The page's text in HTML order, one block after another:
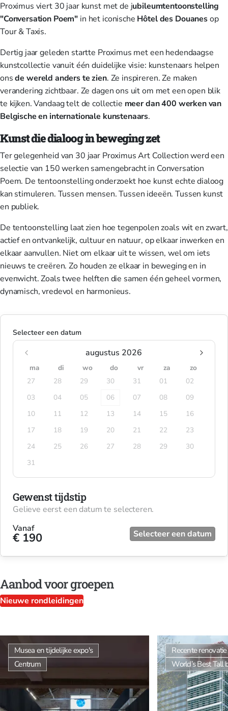
Proximus viert 30 jaar kunst met de jubileumtentoonstelling
"Conversation Poem" in het iconische Hôtel des Douanesop
Tour & Taxis.
Dertig jaar geleden startte Proximus met een hedendaagse
kunstcollectie vanuit één duidelijke visie: kunstenaars helpen
onsde wereld anders te zien. Ze inspireren. Ze maken
verandering zichtbaar. Ze dagen ons uit om met een open blik
te kijken. Vandaag telt de collectie meer dan 400 werken van
Belgische en internationale kunstenaars.
Kunst die dialoog in beweging zet
Ter gelegenheid van 30 jaar Proximus Art Collection werd een
selectie van 150 werken samengebracht in Conversation
Poem. De tentoonstelling onderzoekt hoe kunst echte dialoog
kan stimuleren. Tussen mensen. Tussen ideeën. Tussen kunst
en publiek.
De tentoonstelling laat zien hoe tegenpolen zoals wit en zwart,
actief en ontvankelijk, cultuur en natuur, op elkaar inwerken en
elkaar aanvullen. Niet om elkaar uit te wissen, wel om iets
nieuws te creëren. Zo houden ze elkaar in beweging en in
evenwicht. Zoals twee helften die samen één geheel vormen,
dynamisch, vredevol en harmonieus.
Selecteer een datum
augustus 2026
ma di wo do vr za
zo
27
28 29 30 31 01
02
03
04 05 06 07 08
09
10
11 12 13 14 15
16
17
18 19 20 21 22
23
24
25 26 27 28 29
30
31
Gewenst tijdstip
Gelieve eerst een datum te selecteren.
Vanaf
€ 190 Selecteer een datum
Aanbod voor groepen
Nieuwe rondleidingen
Musea en tijdelijke expo's
Centrum
Recente
World’s Best Tall